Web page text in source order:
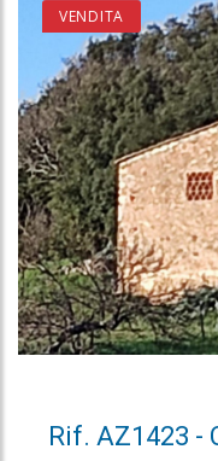
VENDITA
Rif. AZ1423 -